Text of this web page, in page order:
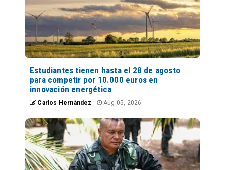
Estudiantes tienen hasta el 28 de agosto
para competir por 10.000 euros en
innovación energética
Carlos Hernández Aug 05, 2026